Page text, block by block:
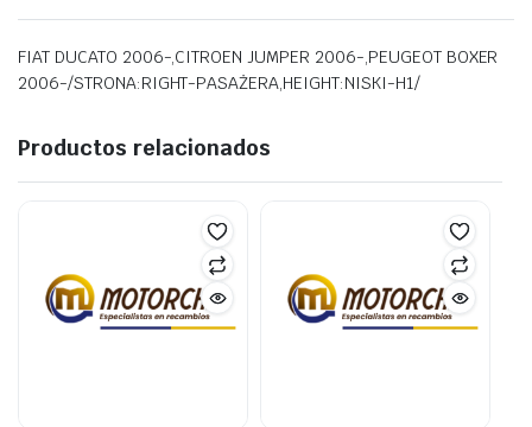
FIAT DUCATO 2006-,CITROEN JUMPER 2006-,PEUGEOT BOXER
2006-/STRONA:RIGHT-PASAŻERA,HEIGHT:NISKI-H1/
Productos relacionados